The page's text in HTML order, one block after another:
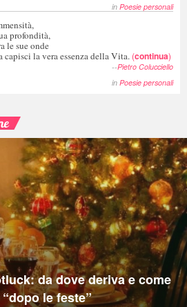
in Poesie personali
profondità,
le sue onde
la vera essenza della Vita. (continua)
--Pietro Colucciello
in Poesie personali
da dove deriva e come
le feste”